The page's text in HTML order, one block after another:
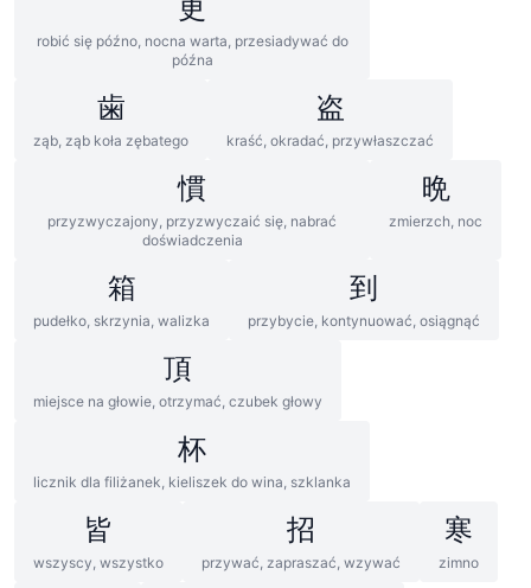
更
robić się późno, nocna warta, przesiadywać do
późna
歯
ząb, ząb koła zębatego
盗
kraść, okradać, przywłaszczać
慣
przyzwyczajony, przyzwyczaić się, nabrać
doświadczenia
晩
zmierzch, noc
箱
pudełko, skrzynia, walizka
到
przybycie, kontynuować, osiągnąć
頂
miejsce na głowie, otrzymać, czubek głowy
杯
licznik dla filiżanek, kieliszek do wina, szklanka
皆
wszyscy, wszystko
招
przywać, zapraszać, wzywać
寒
zimno